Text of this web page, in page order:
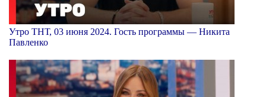
Утро ТНТ, 03 июня 2024. Гость программы — Никита
Павленко